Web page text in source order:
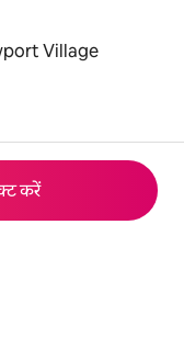
करें
Village